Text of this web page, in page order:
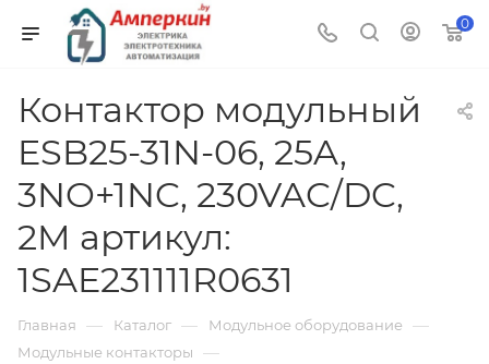
0
Контактор модульный
ESB25-31N-06, 25A,
3NO+1NC, 230VAC/DC,
2M артикул:
1SAE231111R0631
Главная — Каталог — Модульное оборудование —
Модульные контакторы —